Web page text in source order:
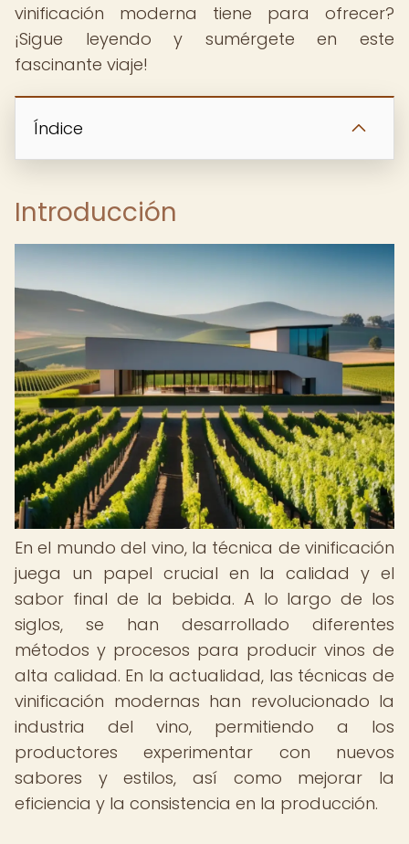
vinificación moderna tiene para ofrecer?
¡Sigue leyendo y sumérgete en este
fascinante viaje!
Índice
Introducción
En el mundo del vino, la técnica de vinificación
juega un papel crucial en la calidad y el
sabor final de la bebida. A lo largo de los
siglos, se han desarrollado diferentes
métodos y procesos para producir vinos de
alta calidad. En la actualidad, las técnicas de
vinificación modernas han revolucionado la
industria del vino, permitiendo a los
productores experimentar con nuevos
sabores y estilos, así como mejorar la
eficiencia y la consistencia en la producción.